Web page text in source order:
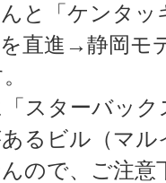
と「ケンタッ
直進→静岡モ
スターバック
るビル（マル
ので、ご注意